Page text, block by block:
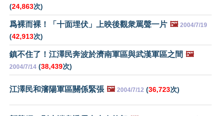
(24,863次)
爲裸而裸！「十面埋伏」上映後觀衆罵聲一片 🖼️ 2004/7/19
(42,913次)
鎮不住了！江澤民奔波於濟南軍區與武漢軍區之間 🖼️
2004/7/14 (38,439次)
江澤民和瀋陽軍區關係緊張 🖼️ 2004/7/12 (36,723次)